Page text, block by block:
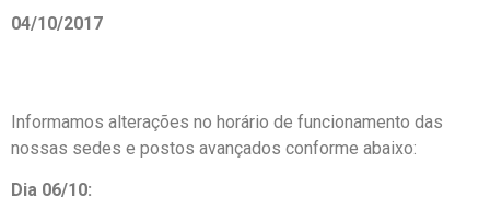
04/10/2017
Informamos alterações no horário de funcionamento das
nossas sedes e postos avançados conforme abaixo:
Dia 06/10: